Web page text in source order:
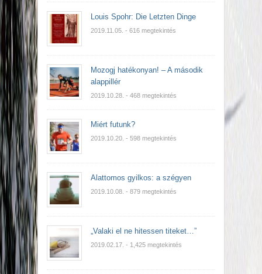
Louis Spohr: Die Letzten Dinge
2019.11.05. - 616 megtekintés
Mozogj hatékonyan! – A második
alappillér
2019.10.28. - 468 megtekintés
Miért futunk?
2019.10.20. - 598 megtekintés
Alattomos gyilkos: a szégyen
2019.10.08. - 879 megtekintés
„Valaki el ne hitessen titeket…”
2019.02.17. - 1,425 megtekintés